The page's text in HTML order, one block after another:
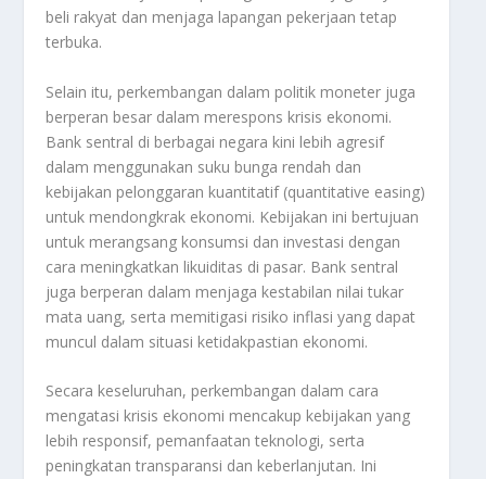
beli rakyat dan menjaga lapangan pekerjaan tetap
terbuka.
Selain itu, perkembangan dalam politik moneter juga
berperan besar dalam merespons krisis ekonomi.
Bank sentral di berbagai negara kini lebih agresif
dalam menggunakan suku bunga rendah dan
kebijakan pelonggaran kuantitatif (quantitative easing)
untuk mendongkrak ekonomi. Kebijakan ini bertujuan
untuk merangsang konsumsi dan investasi dengan
cara meningkatkan likuiditas di pasar. Bank sentral
juga berperan dalam menjaga kestabilan nilai tukar
mata uang, serta memitigasi risiko inflasi yang dapat
muncul dalam situasi ketidakpastian ekonomi.
Secara keseluruhan, perkembangan dalam cara
mengatasi krisis ekonomi mencakup kebijakan yang
lebih responsif, pemanfaatan teknologi, serta
peningkatan transparansi dan keberlanjutan. Ini